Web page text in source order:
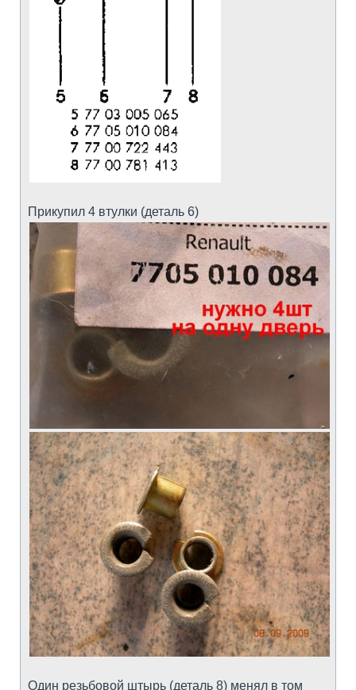
Прикупил 4 втулки (деталь 6)
Один резьбовой штырь (деталь 8) менял в том